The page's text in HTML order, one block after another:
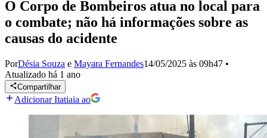
O Corpo de Bombeiros atua no local para
o combate; não há informações sobre as
causas do acidente
PorDésia Souza e Mayara Fernandes14/05/2025 às 09h47 •
Atualizado há 1 ano
Compartilhar
Adicionar Itatiaia ao